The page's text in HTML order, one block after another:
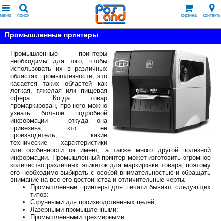
меню поиск корзина контакты
Промышленные принтеры
Промышленные принтеры
необходимы для того, чтобы
использовать их в различных
областях промышленности, это
касается таких областей как
легкая, тяжелая или пищевая
сфера. Когда товар
промаркирован, про него можно
узнать больше подробной
информации – откуда она
привезена, кто ее
производитель, какие
технические характеристики
или особенности он имеет, а также много другой полезной
информации. Промышленный принтер может изготовить огромное
количество различных этикеток для маркировки товара, поэтому
его необходимо выбирать с особой внимательностью и обращать
внимание на все его достоинства и отличительные черты.
Промышленные принтеры для печати бывают следующих
типов:
Струнными для производственных целей;
Лазерными промышленными;
Промышленными трехмерными.